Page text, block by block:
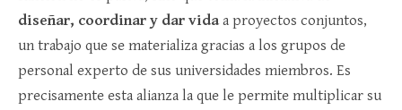
diseñar, coordinar y dar vidaa proyectos conjuntos,
un trabajo que se materializa gracias a los grupos de
personal experto de sus universidades miembros. Es
precisamente esta alianza la que le permite multiplicar su